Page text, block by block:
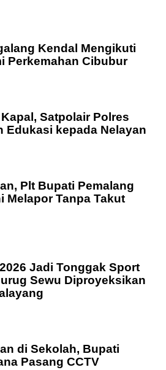
Kendal Mengikuti
Perkemahan Cibubur
Satpolair Polres
Edukasi kepada Nelayan
Plt Bupati Pemalang
Melapor Tanpa Takut
Jadi Tonggak Sport
Sewu Diproyeksikan
di Sekolah, Bupati
Pasang CCTV